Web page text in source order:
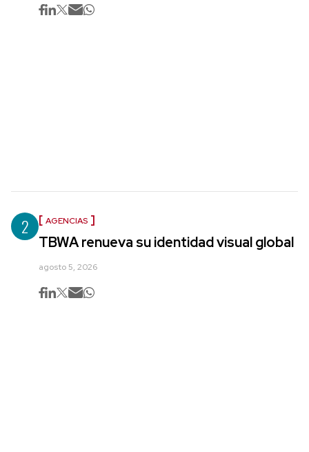
2 AGENCIAS
TBWA renueva su identidad visual global
agosto 5, 2026